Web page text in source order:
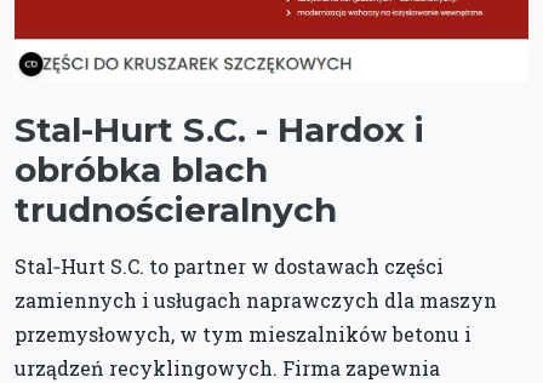
Stal-Hurt S.C. - Hardox i
obróbka blach
trudnościeralnych
Stal‑Hurt S.C. to partner w dostawach części
zamiennych i usługach naprawczych dla maszyn
przemysłowych, w tym mieszalników betonu i
urządzeń recyklingowych. Firma zapewnia